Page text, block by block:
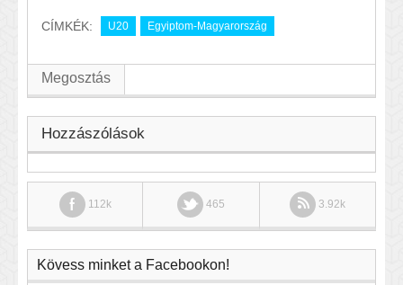
CÍMKÉK: U20 Egyiptom-Magyarország
Megosztás
Hozzászólások
112k 465 3.92k
Kövess minket a Facebookon!